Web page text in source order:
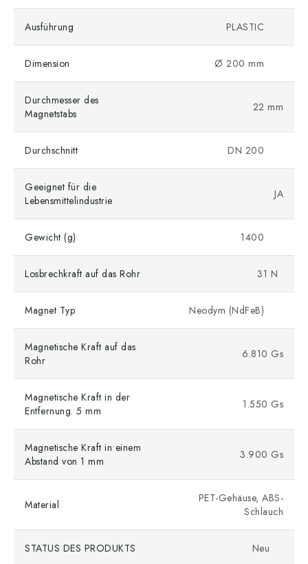
Ausführung PLASTIC
Dimension Ø 200 mm
Durchmesser des
Magnetstabs
22 mm
Durchschnitt DN 200
Geeignet für die
Lebensmittelindustrie
JA
Gewicht (g) 1400
Losbrechkraft auf das Rohr 31 N
Magnet Typ Neodym (NdFeB)
Magnetische Kraft auf das
Rohr
6.810 Gs
Magnetische Kraft in der
Entfernung. 5 mm
1.550 Gs
Magnetische Kraft in einem
Abstand von 1 mm
3.900 Gs
Material
PET-Gehäuse, ABS-
Schlauch
STATUS DES PRODUKTS Neu